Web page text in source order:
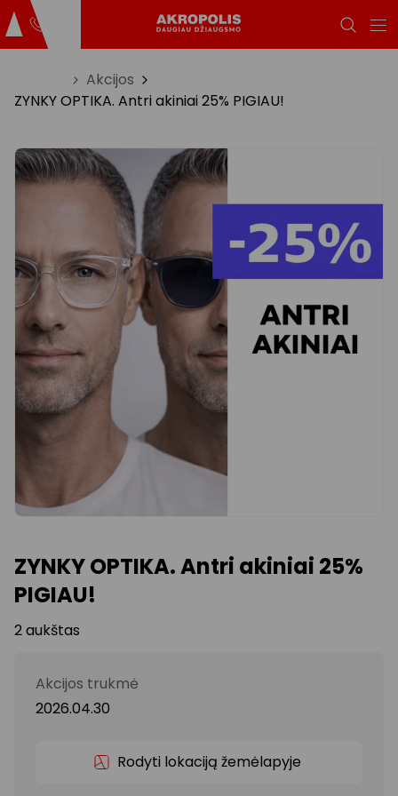
Akcijos
ZYNKY OPTIKA. Antri akiniai 25% PIGIAU!
ZYNKY OPTIKA. Antri akiniai 25%
PIGIAU!
2 aukštas
Akcijos trukmė
2026.04.30
Rodyti lokaciją žemėlapyje